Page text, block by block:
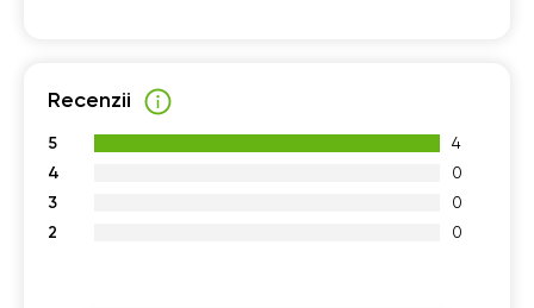
Recenzii
5
4
4
0
3
0
2
0